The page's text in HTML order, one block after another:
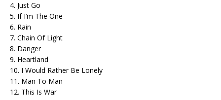
4. Just Go
5. If I’m The One
6. Rain
7. Chain Of Light
8. Danger
9. Heartland
10. I Would Rather Be Lonely
11. Man To Man
12. This Is War